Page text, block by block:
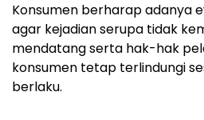
Konsumen berharap adanya
agar kejadian serupa tidak
mendatang serta hak-hak
konsumen tetap terlindungi
berlaku.